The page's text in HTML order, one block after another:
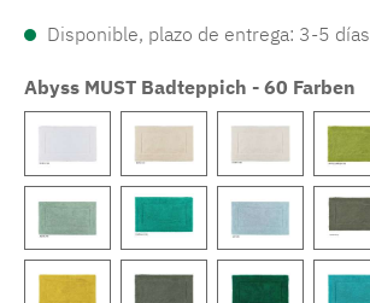
Disponible, plazo de entrega: 3-5 días
Abyss MUST Badteppich - 60 Farben